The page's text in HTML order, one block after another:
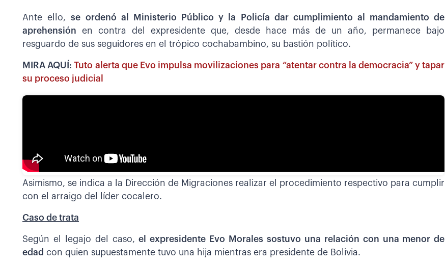
Ante ello,se ordenó al Ministerio Público y la Policía dar cumplimiento al mandamiento de
aprehensión en contra del expresidente que, desde hace más de un año, permanece bajo
resguardo de sus seguidores en el trópico cochabambino, su bastión político.
MIRA AQUÍ:Tuto alerta que Evo impulsa movilizaciones para “atentar contra la democracia” y tapar
su proceso judicial
Asimismo, se indica a la Dirección de Migraciones realizar el procedimiento respectivo para cumplir
con el arraigo del líder cocalero.
Caso de trata
Según el legajo del caso,el expresidente Evo Morales sostuvo una relación con una menor de
edad con quien supuestamente tuvo una hija mientras era presidente de Bolivia.